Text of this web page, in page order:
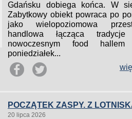
Gdańsku dobiega końca. W
Zabytkowy obiekt powraca po
jako wielopoziomowa
handlowa łącząca
nowoczesnym food
poniedziałek...
POCZĄTEK ZASPY. Z
20 lipca 2026